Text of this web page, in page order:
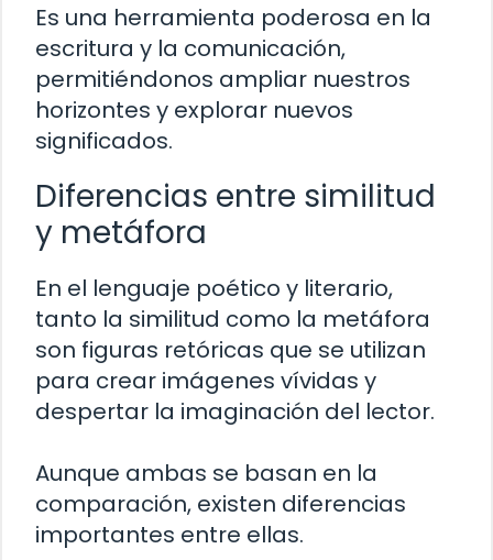
Es una herramienta poderosa en la
escritura y la comunicación,
permitiéndonos ampliar nuestros
horizontes y explorar nuevos
significados.
Diferencias entre similitud
y metáfora
En el lenguaje poético y literario,
tanto la similitud como la metáfora
son figuras retóricas que se utilizan
para crear imágenes vívidas y
despertar la imaginación del lector.
Aunque ambas se basan en la
comparación, existen diferencias
importantes entre ellas.